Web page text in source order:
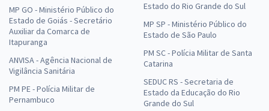
MP GO - Ministério Público do
Estado de Goiás - Secretário
Auxiliar da Comarca de
Itapuranga
ANVISA - Agência Nacional de
Vigilância Sanitária
PM PE - Polícia Militar de
Pernambuco
Estado do Rio Grande do Sul
MP SP - Ministério Público do
Estado de São Paulo
PM SC - Polícia Militar de Santa
Catarina
SEDUC RS - Secretaria de
Estado da Educação do Rio
Grande do Sul